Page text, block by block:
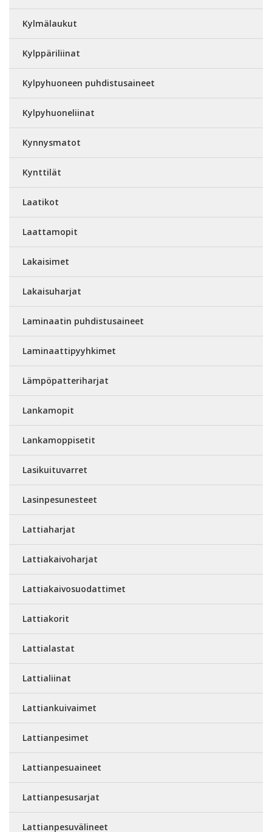
Kylmälaukut
Kylppäriliinat
Kylpyhuoneen puhdistusaineet
Kylpyhuoneliinat
Kynnysmatot
Kynttilät
Laatikot
Laattamopit
Lakaisimet
Lakaisuharjat
Laminaatin puhdistusaineet
Laminaattipyyhkimet
Lämpöpatteriharjat
Lankamopit
Lankamoppisetit
Lasikuituvarret
Lasinpesunesteet
Lattiaharjat
Lattiakaivoharjat
Lattiakaivosuodattimet
Lattiakorit
Lattialastat
Lattialiinat
Lattiankuivaimet
Lattianpesimet
Lattianpesuaineet
Lattianpesusarjat
Lattianpesuvälineet